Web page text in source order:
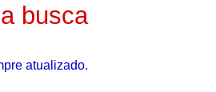
busca
atualizado.